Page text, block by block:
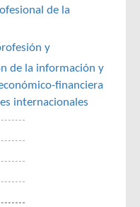
de la
y
de la información y
financiera
internacionales